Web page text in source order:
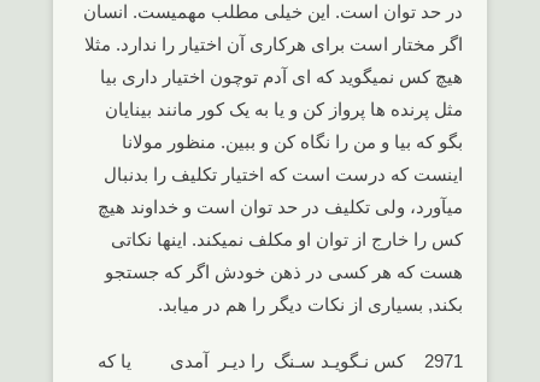
در حد توان است. این خیلی مطلب مهمیست. انسان
اگر مختار است برای هرکاری آن اختیار را ندارد. مثلا
هیچ کس نمیگوید که ای آدم توچون اختیار داری بیا
مثل پرنده ها پرواز کن و یا به یک کور مانند بینایان
بگو که بیا و من را نگاه کن و ببین. منظور مولانا
اینست که درست است که اختیار تکلیف را بدنبال
میآورد، ولی تکلیف در حد توان است و خداوند هیچ
کس را خارج از توان او مکلف نمیکند. اینها نکاتی
هست که هر کسی در ذهن خودش اگر که جستجو
بکند, بسیاری از نکات دیگر را هم در میابد.
2971 کس نـگویـد سـنگ را دیـر آمدی یا که